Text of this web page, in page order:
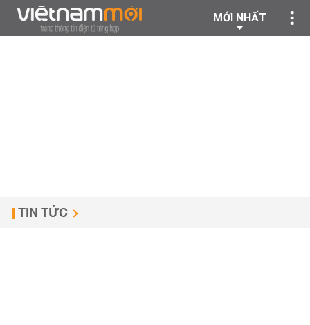
MỚI NHẤT
TIN TỨC